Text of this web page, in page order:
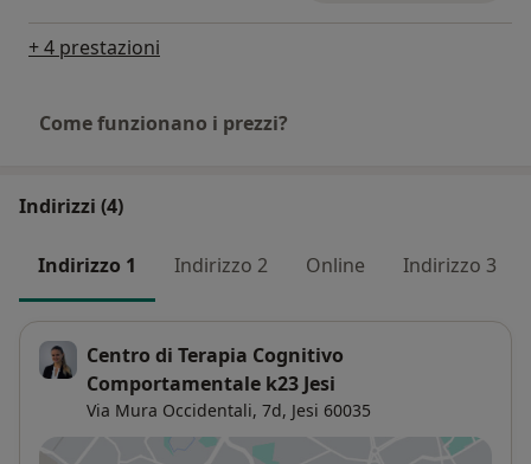
+ 4 prestazioni
Come funzionano i prezzi?
Indirizzi (4)
Indirizzo 1 Indirizzo 2 Online Indirizzo 3
Centro di Terapia Cognitivo
Comportamentale k23 Jesi
Via Mura Occidentali, 7d, Jesi 60035